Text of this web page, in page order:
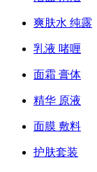
爽肤水 纯露
乳液 啫喱
面霜 膏体
精华 原液
面膜 敷料
护肤套装